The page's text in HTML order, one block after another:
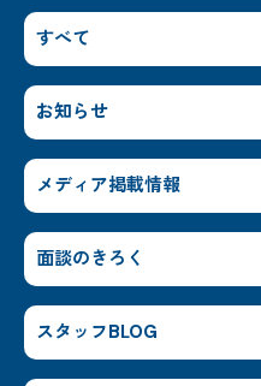
すべて
お知らせ
メディア掲載情報
面談のきろく
スタッフBLOG